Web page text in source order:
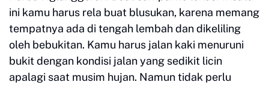
ini kamu harus rela buat blusukan, karena memang
tempatnya ada di tengah lembah dan dikeliling
oleh bebukitan. Kamu harus jalan kaki menuruni
bukit dengan kondisi jalan yang sedikit licin
apalagi saat musim hujan. Namun tidak perlu